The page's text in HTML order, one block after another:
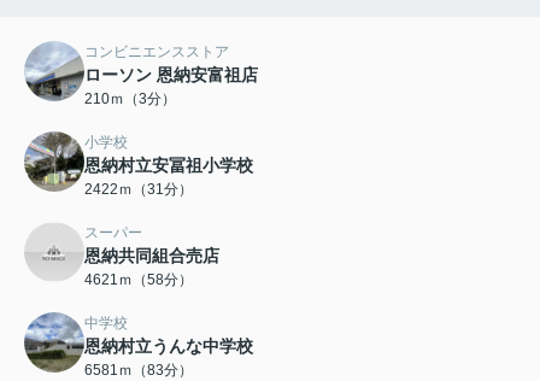
コンビニエンスストア
ローソン 恩納安富祖店
210ｍ（3分）
小学校
恩納村立安冨祖小学校
2422ｍ（31分）
スーパー
恩納共同組合売店
4621ｍ（58分）
中学校
恩納村立うんな中学校
6581ｍ（83分）